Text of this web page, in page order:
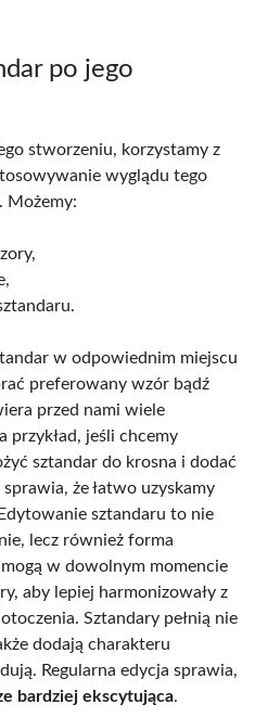
po jego
stworzeniu, korzystamy z
wyglądu tego
Możemy:
w odpowiednim miejscu
preferowany wzór bądź
przed nami wiele
przykład, jeśli chcemy
sztandar do krosna i dodać
że łatwo uzyskamy
sztandaru to nie
lecz również forma
w dowolnym momencie
aby lepiej harmonizowały z
Sztandary pełnią nie
dodają charakteru
Regularna edycja sprawia,
bardziej ekscytująca.